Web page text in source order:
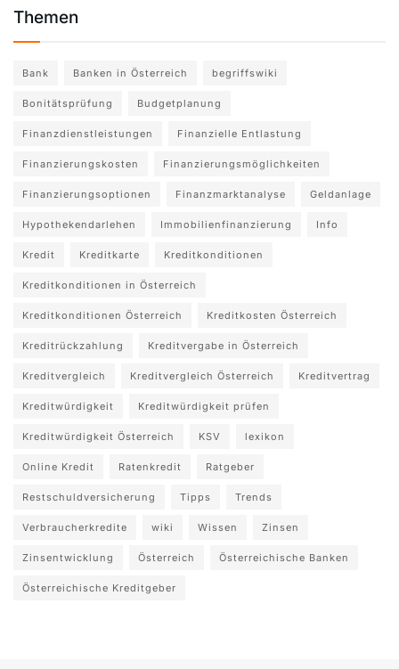
Themen
Bank Banken in Österreich begriffswiki
Bonitätsprüfung Budgetplanung
Finanzdienstleistungen Finanzielle Entlastung
Finanzierungskosten Finanzierungsmöglichkeiten
Finanzierungsoptionen Finanzmarktanalyse Geldanlage
Hypothekendarlehen Immobilienfinanzierung Info
Kredit Kreditkarte Kreditkonditionen
Kreditkonditionen in Österreich
Kreditkonditionen Österreich Kreditkosten Österreich
Kreditrückzahlung Kreditvergabe in Österreich
Kreditvergleich Kreditvergleich Österreich Kreditvertrag
Kreditwürdigkeit Kreditwürdigkeit prüfen
Kreditwürdigkeit Österreich KSV lexikon
Online Kredit Ratenkredit Ratgeber
Restschuldversicherung Tipps Trends
Verbraucherkredite wiki Wissen Zinsen
Zinsentwicklung Österreich Österreichische Banken
Österreichische Kreditgeber